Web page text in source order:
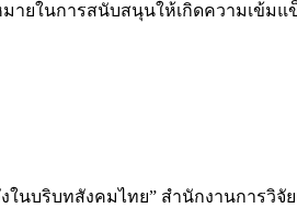
มายในการสนับสนุนให้เกิดความเข้ม
นบริบทสังคมไทย” สำนักงานการวิจั